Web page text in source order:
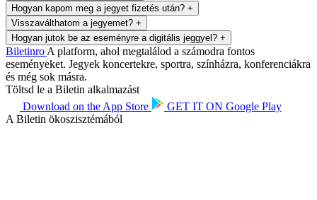
Hogyan kapom meg a jegyet fizetés után? +
Visszaválthatom a jegyemet? +
Hogyan jutok be az eseményre a digitális jeggyel? +
Biletinro A platform, ahol megtalálod a számodra fontos
eseményeket. Jegyek koncertekre, sportra, színházra, konferenciákra
és még sok másra.
Töltsd le a Biletin alkalmazást
Download on the App Store GET IT ON Google Play
A Biletin ökoszisztémából